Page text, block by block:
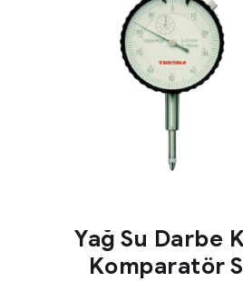
Yağ Su Darbe
Komparatör